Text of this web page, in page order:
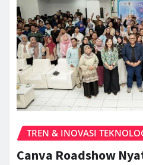
TREN & INOVASI
Canva Roadshow